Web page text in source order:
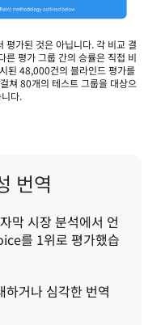
평가된 것은 아닙니다. 각 비교 결
른 평가 그룹 간의 승률은 직접 비
된 48,000건의 블라인드 평가를
쳐 80개의 테스트 그룹을 대상으
다.
번역
막 시장 분석에서 언
를 1위로 평가했습
하거나 심각한 번역